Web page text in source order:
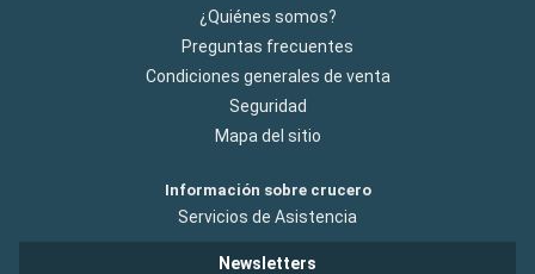
¿Quiénes somos?
Preguntas frecuentes
Condiciones generales de venta
Seguridad
Mapa del sitio
Información sobre crucero
Servicios de Asistencia
Newsletters